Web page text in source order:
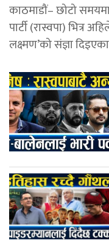
काठमाडौं– छोटो
पार्टी (रास्वपा) भित्र
लक्ष्मण’को संज्ञा